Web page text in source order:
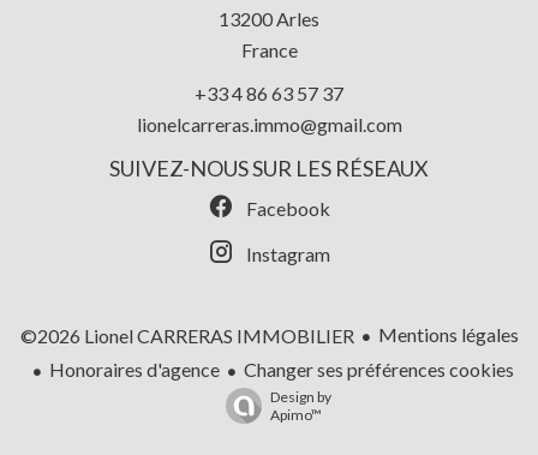
13200Arles
France
+33 4 86 63 57 37
lionelcarreras.immo@gmail.com
SUIVEZ-NOUS SUR LES RÉSEAUX
Facebook
Instagram
©2026 Lionel CARRERAS IMMOBILIER
Mentions légales
Honoraires d'agence
Changer ses préférences cookies
Design by
Apimo™